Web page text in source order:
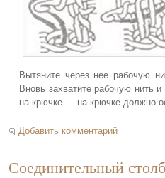
Вытяните через нее рабочую
Вновь захватите рабочую нить
на крючке — на крючке должно
Добавить комментарий
Соединительный